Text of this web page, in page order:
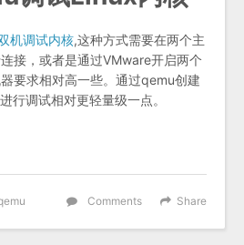
机调试内核,这种方式需要在两个主
接，或者是通过VMware开启两个
要求相对高一些。通过qemu创建
行调试相对更轻量级一点。
Share
Comments